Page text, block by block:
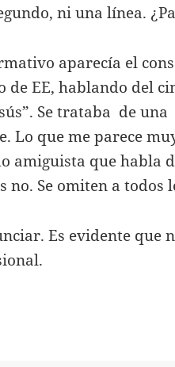
ni una línea.
aparecía el
EE, hablando del
Se trataba de
Lo que me parece
amiguista que habla
no. Se omiten a todos
Es evidente que